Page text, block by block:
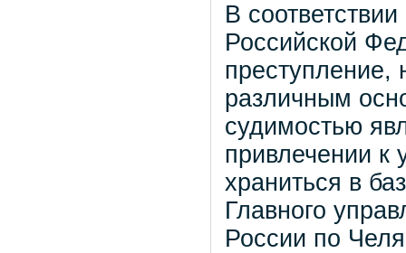
В
Российской
преступление,
различным
судимостью
привлечении к
храниться в
Главного
России по